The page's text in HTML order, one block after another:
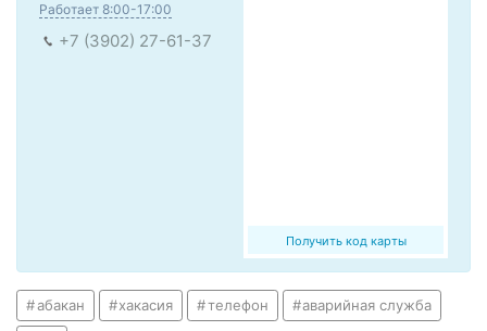
Получить код карты
Работает 8:00-17:00
+7 (3902) 27-61-37
абакан хакасия телефон аварийная служба